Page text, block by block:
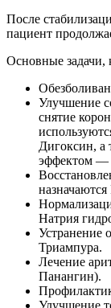
После
пациент
Основные задачи,
Улучшение
снятие
Дигоксин, а
эффектом —
Натрия
Устранение
Триампура.
Лечение
Панангин).